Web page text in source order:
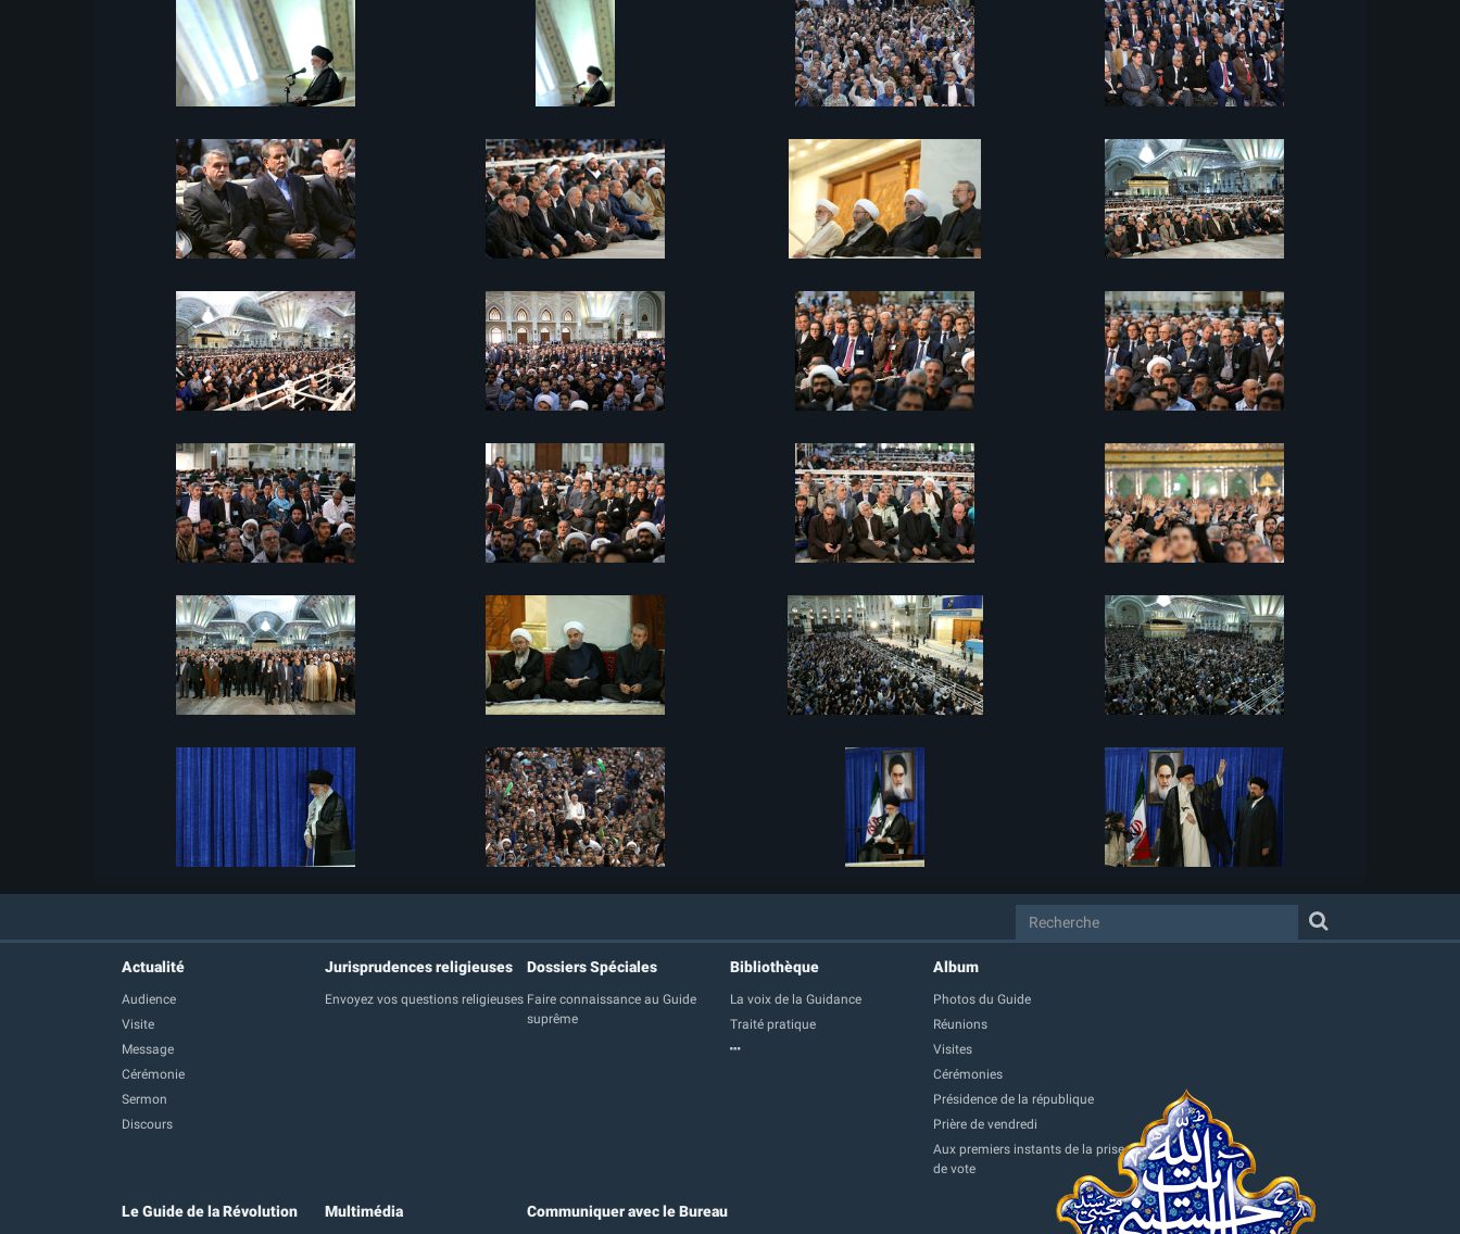
Actualité
Audience
Visite
Message
Cérémonie
Sermon
Discours
Jurisprudences religieuses
Envoyez vos questions religieuses
Dossiers Spéciales
Faire connaissance au Guide
suprême
Bibliothèque
La voix de la Guidance
Traité pratique
Album
Photos du Guide
Réunions
Visites
Cérémonies
Présidence de la république
Prière de vendredi
Aux premiers instants de la prise
de vote
Le Guide de la Révolution Multimédia Communiquer avec le Bureau